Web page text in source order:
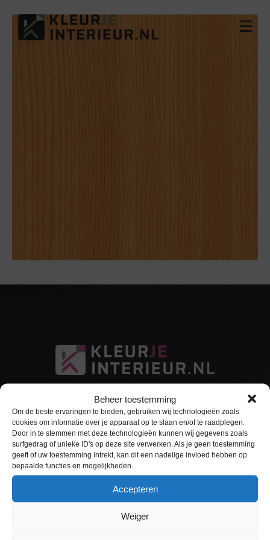
Beheer toestemming
Om de beste ervaringen te bieden, gebruiken wij technologieën zoals
cookies om informatie over je apparaat op te slaan en/of te raadplegen.
Door in te stemmen met deze technologieën kunnen wij gegevens zoals
surfgedrag of unieke ID's op deze site verwerken. Als je geen toestemming
geeft of uw toestemming intrekt, kan dit een nadelige invloed hebben op
bepaalde functies en mogelijkheden.
Accepteren
Weiger
Sitemap
Home
Interieurfolie